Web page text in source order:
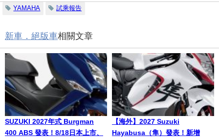
YAMAHA 試乘報告
新車．絕版車相關文章
SUZUKI 2027年式 Burgman
400 ABS 發表！8/18日本上市、
【海外】2027 Suzuki
Hayabusa（隼）發表！新增